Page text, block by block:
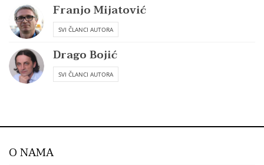
Franjo Mijatović
SVI ČLANCI AUTORA
Drago Bojić
SVI ČLANCI AUTORA
O NAMA